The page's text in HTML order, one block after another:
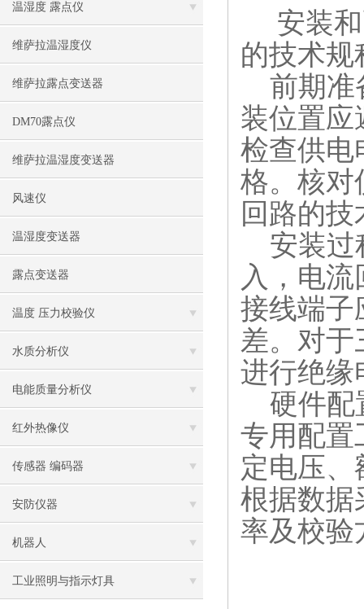
温湿度 露点仪
维萨拉温湿度仪
维萨拉露点变送器
DM70露点仪
维萨拉温湿度变送器
风速仪
温湿度变送器
露点变送器
温度 压力校验仪
水质分析仪
电能质量分析仪
红外热像仪
传感器 编码器
安防仪器
机器人
工业照明与指示灯具
安装和
的技术
前期准
装位置应
检查供电
格。核对
回路的
安装过
入，电
接线端子
差。对
进行绝缘
硬件配
专用配置
定电压
根据数据
率及校验